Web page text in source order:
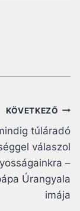
KÖVETKEZŐ
túláradó
válaszol
–
Úrangyala
imája